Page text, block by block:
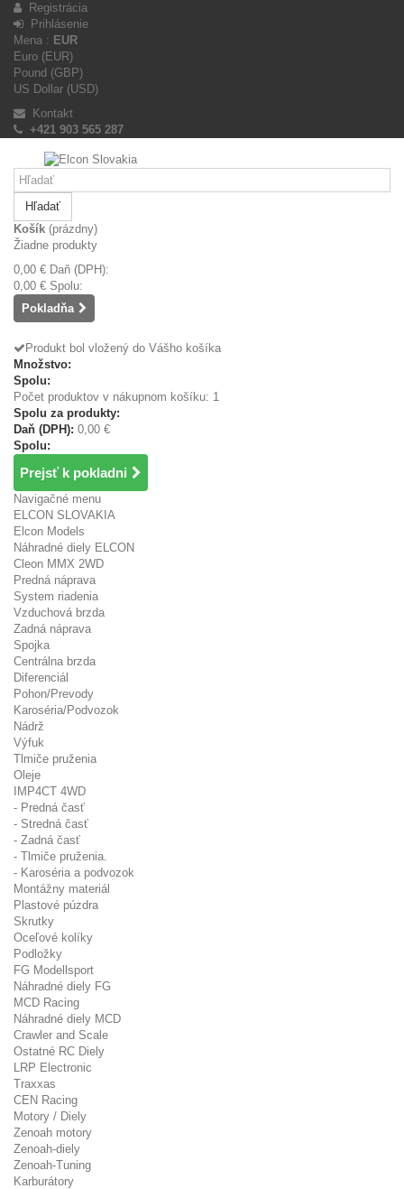
Registrácia
Prihlásenie
Mena : EUR
Euro (EUR)
Pound (GBP)
US Dollar (USD)
Kontakt
+421 903 565 287
Hľadať
Košík (prázdny)
Žiadne produkty
0,00 € Daň (DPH):
0,00 € Spolu:
Pokladňa
Produkt bol vložený do Vášho košíka
Množstvo:
Spolu:
Počet produktov v nákupnom košíku: 1
Spolu za produkty:
Daň (DPH): 0,00 €
Spolu:
Prejsť k pokladni
Navigačné menu
ELCON SLOVAKIA
Elcon Models
Náhradné diely ELCON
Cleon MMX 2WD
Predná náprava
System riadenia
Vzduchová brzda
Zadná náprava
Spojka
Centrálna brzda
Diferenciál
Pohon/Prevody
Karoséria/Podvozok
Nádrž
Výfuk
Tlmiče pruženia
Oleje
IMP4CT 4WD
- Predná časť
- Stredná časť
- Zadná časť
- Tlmiče pruženia.
- Karoséria a podvozok
Montážny materiál
Plastové púzdra
Skrutky
Oceľové kolíky
Podložky
FG Modellsport
Náhradné diely FG
MCD Racing
Náhradné diely MCD
Crawler and Scale
Ostatné RC Diely
LRP Electronic
Traxxas
CEN Racing
Motory / Diely
Zenoah motory
Zenoah-diely
Zenoah-Tuning
Karburátory